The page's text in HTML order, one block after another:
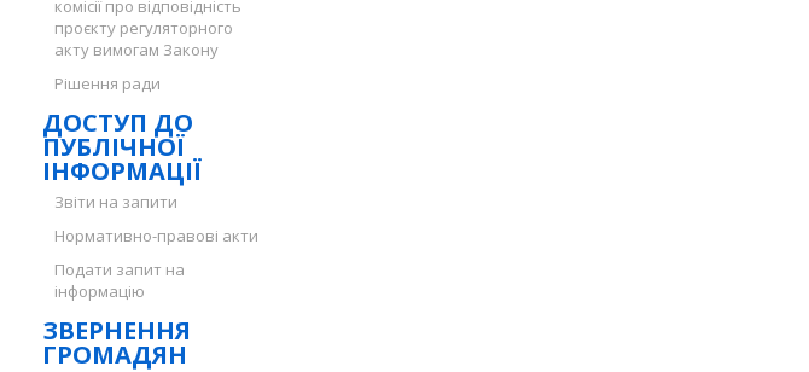
комісії про відповідність
проєкту регуляторного
акту вимогам Закону
Рішення ради
ДОСТУП ДО
ПУБЛІЧНОЇ
ІНФОРМАЦІЇ
Звіти на запити
Нормативно-правові акти
Подати запит на
інформацію
ЗВЕРНЕННЯ
ГРОМАДЯН